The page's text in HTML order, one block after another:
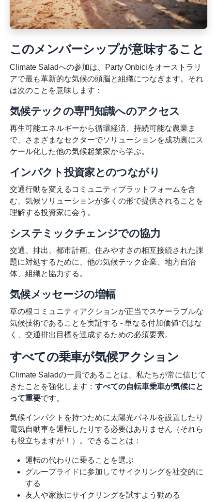
このメンバーシップが意味すること
Climate Saladへの参加は、Party Onbiciをオーストラリ
アで最も革新的な気候の頭脳と組織につなぎます。それ
は次のことを意味します：
気候テックの専門知識へのアクセス
再生可能エネルギーから循環経済、持続可能な農業ま
で、さまざまなセクターでソリューションを成功裏にス
ケール化した他の気候起業家から学ぶ。
インパクト投資家とのつながり
交通行動を変えるコミュニティプラットフォームを含
む、気候ソリューションが多くの形で提供されることを
理解する投資家に会う。
システミックチェンジでの協力
交通、排出、都市計画、住みやすさの相互接続された課
題に対処するために、他の気候テック企業、地方自治
体、組織と協力する。
気候メッセージの増幅
草の根コミュニティアクションが正当でスケーラブルな
気候技術であることを実証する - 単なる付加価値ではな
く、交通排出目標を達成するための必須要素。
すべての乗車が気候アクション
Climate Saladの一員であることは、私たちが常に信じて
きたことを強化します： すべての自転車乗車が気候にと
って重要です。
気候インパクトを持つために太陽光パネルを設置したり
電気自動車を運転したりする必要はありません（それら
も役立ちますが！）。できることは：
運転の代わりに乗ることを選ぶ
グループライドに参加してサイクリングを社交的に
する
友人や家族にサイクリングを試すよう勧める